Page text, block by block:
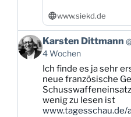
www.siekd.de
Beitrag
von
Karsten
Dittmann
Bluesky
ansehen
Karsten Dittmann
4 Wochen
Ich finde es ja sehr
neue französische
wenig zu lesen ist
www.tagesschau.de/